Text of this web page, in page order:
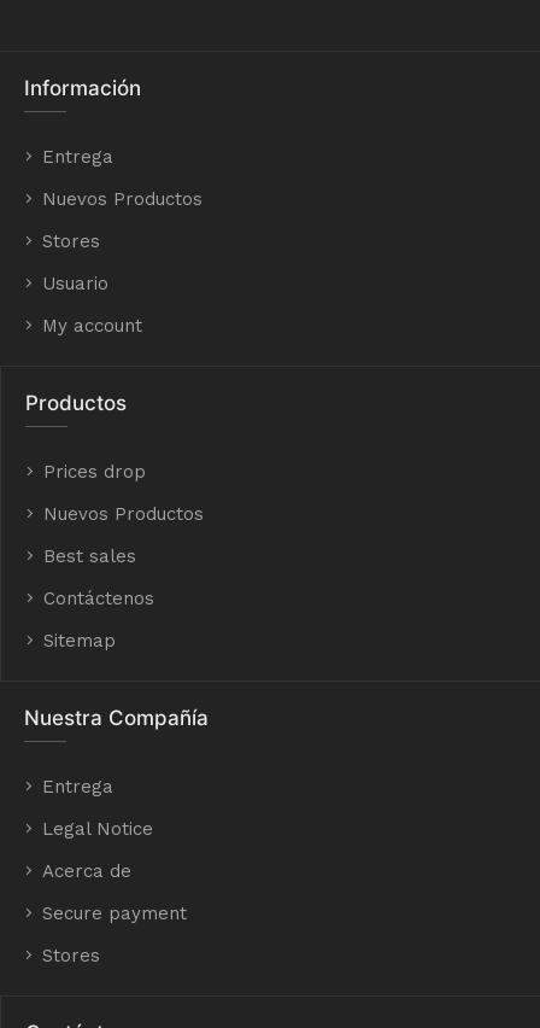
Información
Entrega
Nuevos Productos
Stores
Usuario
My account
Productos
Prices drop
Nuevos Productos
Best sales
Contáctenos
Sitemap
Nuestra Compañía
Entrega
Legal Notice
Acerca de
Secure payment
Stores